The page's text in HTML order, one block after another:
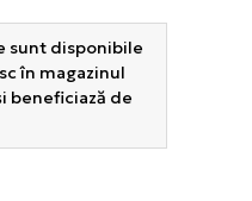
sunt disponibile
în magazinul
beneficiază de